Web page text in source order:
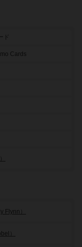
ド
Cards
Flynn）
）